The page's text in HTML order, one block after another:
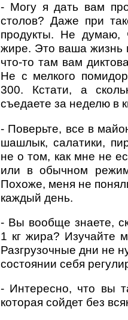
- Могу я дать вам
столов? Даже при
продукты. Не думаю,
жире. Это ваша жизнь
что-то там вам
Не с мелкого
300. Кстати, а
съедаете за неделю в
- Поверьте, все в
шашлык, салатики,
не о том, как мне не
или в обычном
Похоже, меня не
каждый день.
- Вы вообще знаете,
1 кг жира? Изучайте
Разгрузочные дни не
состоянии себя
- Интересно, что вы
которая сойдет без